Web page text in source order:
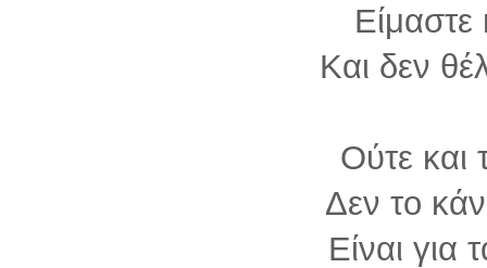
Και δεν
Ούτε και
Δεν το
Είναι για